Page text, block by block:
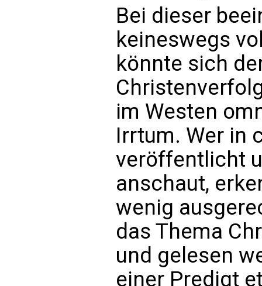
Bei dieser
keineswegs
könnte sich
im Westen
Irrtum. Wer in
veröffentlicht
anschaut,
wenig
das Thema
und gelesen
einer Predigt